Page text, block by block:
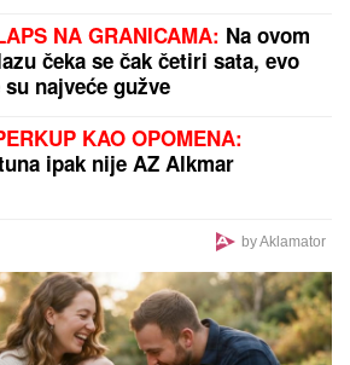
ŽENI SA LEĐA I POVUKAO JE
otimao lančiće po Novom
SU MU MOJI IZLASCI"
Ana Radulović progovorila
od pevača Mirčeta